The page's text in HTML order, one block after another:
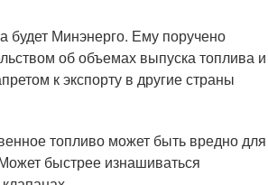
будет Минэнерго. Ему поручено
об объемах выпуска топлива и
к экспорту в другие страны
топливо может быть вредно для
быстрее изнашиваться